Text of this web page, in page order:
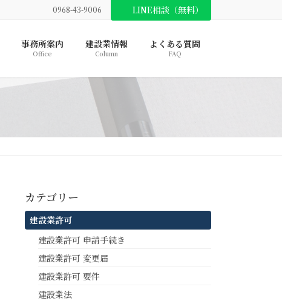
0968-43-9006 LINE相談（無料）
事務所案内
Office
建設業情報
Column
よくある質問
FAQ
カテゴリー
建設業許可
建設業許可 申請手続き
建設業許可 変更届
建設業許可 要件
建設業法